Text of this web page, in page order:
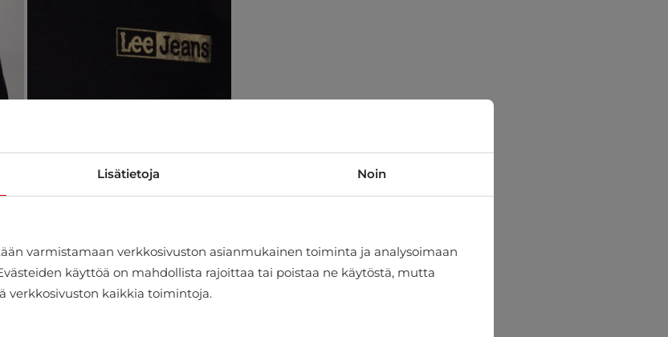
Lisätietoja Noin
varmistamaan verkkosivuston asianmukainen toiminta ja analysoimaan
käyttöä on mahdollista rajoittaa tai poistaa ne käytöstä, mutta
verkkosivuston kaikkia toimintoja.